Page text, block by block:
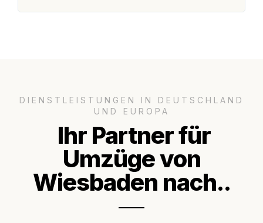
DIENSTLEISTUNGEN IN DEUTSCHLAND
UND EUROPA
Ihr Partner für
Umzüge von
Wiesbaden nach..